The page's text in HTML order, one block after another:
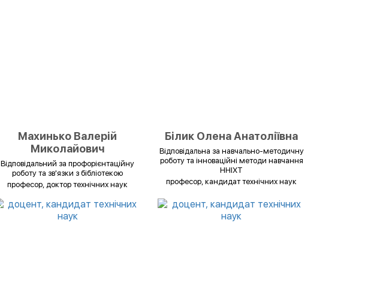
Махинько Валерій
Миколайович
Відповідальний за профорієнтаційну
роботу та зв'язки з бібліотекою
професор, доктор технічних наук
Білик Олена Анатоліївна
Відповідальна за навчально-методичну
роботу та інноваційні методи навчання
ННІХТ
професор, кандидат технічних наук